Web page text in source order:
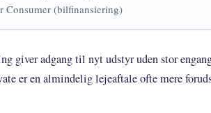
Consumer (bilfinansiering)
giver adgang til nyt udstyr uden stor
er en almindelig lejeaftale ofte mere